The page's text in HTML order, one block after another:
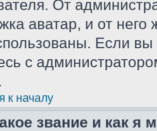
От
аватар, и от него
Если
с
к началу
звание и как я